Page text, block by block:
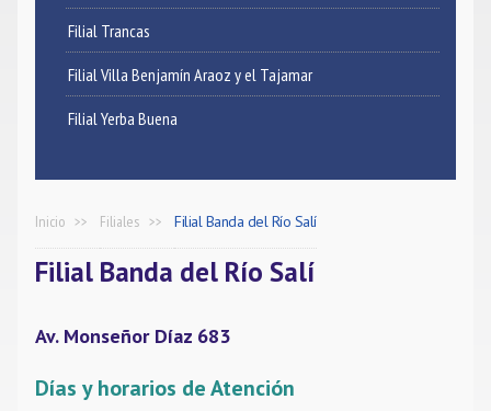
Filial Trancas
Filial Villa Benjamín Araoz y el Tajamar
Filial Yerba Buena
Inicio Filiales Filial Banda del Río Salí
Filial Banda del Río Salí
Av. Monseñor Díaz 683
Días y horarios de Atención